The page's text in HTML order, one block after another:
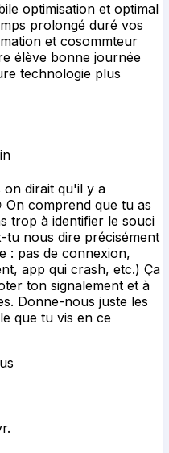
optimisation et optimal
prolongé duré vos
et cosommteur
élève bonne journée
technologie plus
on dirait qu'il y a
On comprend que tu as
trop à identifier le souci
nous dire précisément
: pas de connexion,
app qui crash, etc.) Ça
ton signalement et à
Donne-nous juste les
que tu vis en ce